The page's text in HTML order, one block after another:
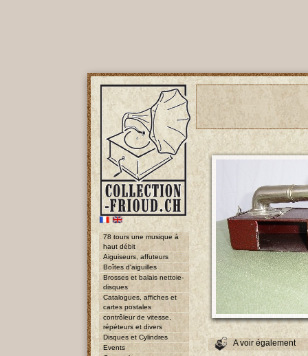
78 tours une musique à
haut débit
Aiguiseurs, affuteurs
Boîtes d'aiguilles
Brosses et balais nettoie-
disques
Catalogues, affiches et
cartes postales
contrôleur de vitesse,
répéteurs et divers
Disques et Cylindres
Events
A voir également